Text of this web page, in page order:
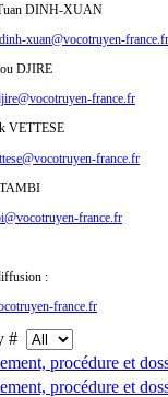
DINH-XUAN
xuan@vocotruyen-france.fr
DJIRE
france.fr
VETTESE
france.fr
france.fr
:
france.fr
#
procédure et
procédure et